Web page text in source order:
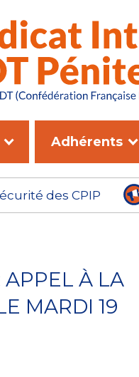
Adhérents
NOUVEAU DGAP :
APPEL À LA
MARDI 19